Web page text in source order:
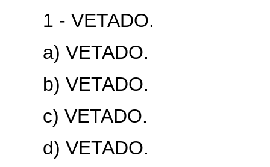
1 - VETADO.
a) VETADO.
b) VETADO.
c) VETADO.
d) VETADO.